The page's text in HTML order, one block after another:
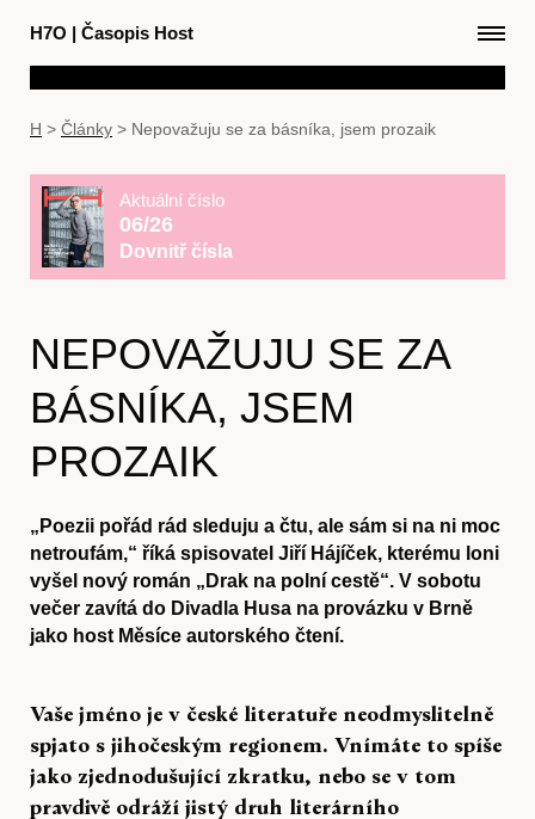
H7O | Časopis Host
H > Články > Nepovažuju se za básníka, jsem prozaik
Aktuální číslo
06/26
Dovnitř čísla
NEPOVAŽUJU SE ZA
BÁSNÍKA, JSEM
PROZAIK
„Poezii pořád rád sleduju a čtu, ale sám si na ni moc
netroufám,“ říká spisovatel Jiří Hájíček, kterému loni
vyšel nový román „Drak na polní cestě“. V sobotu
večer zavítá do Divadla Husa na provázku v Brně
jako host Měsíce autorského čtení.
Vaše jméno je v české literatuře neodmyslitelně
spjato s jihočeským regionem. Vnímáte to spíše
jako zjednodušující zkratku, nebo se v tom
pravdivě odráží jistý druh literárního